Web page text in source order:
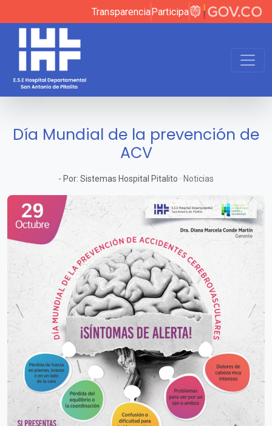
TransparenciaParticipa
Día Mundial de la prevención de
ACV
- Por: Sistemas Hospital Pitalito · Noticias